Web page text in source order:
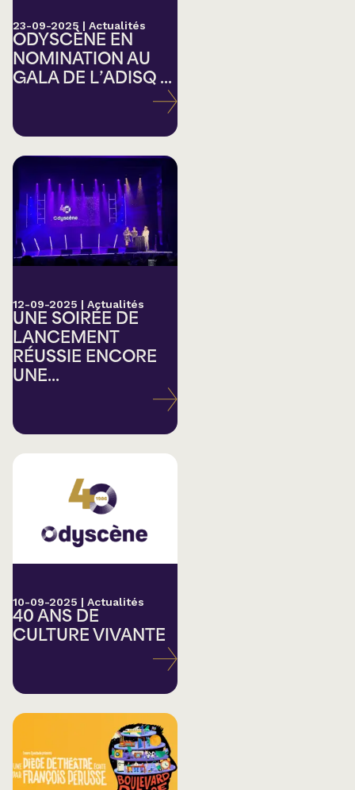
23-09-2025 | Actualités
ODYSCÈNE EN
NOMINATION AU
GALA DE L’ADISQ ...
12-09-2025 | Actualités
UNE SOIRÉE DE
LANCEMENT
RÉUSSIE ENCORE
UNE...
10-09-2025 | Actualités
40 ANS DE
CULTURE VIVANTE